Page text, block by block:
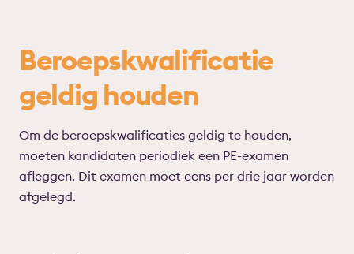
Beroepskwalificatie
geldig houden
Om de beroepskwalificaties geldig te houden,
moeten kandidaten periodiek een PE-examen
afleggen. Dit examen moet eens per drie jaar worden
afgelegd.